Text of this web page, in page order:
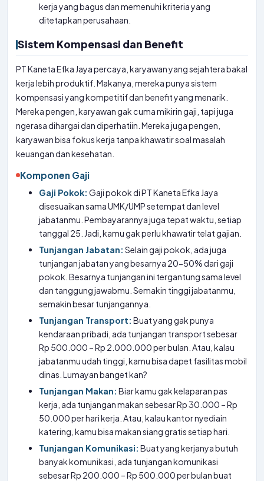
kerja yang bagus dan memenuhi kriteria yang
ditetapkan perusahaan.
Sistem Kompensasi dan Benefit
PT Kaneta Efka Jaya percaya, karyawan yang sejahtera bakal
kerja lebih produktif. Makanya, mereka punya sistem
kompensasi yang kompetitif dan benefit yang menarik.
Mereka pengen, karyawan gak cuma mikirin gaji, tapi juga
ngerasa dihargai dan diperhatiin. Mereka juga pengen,
karyawan bisa fokus kerja tanpa khawatir soal masalah
keuangan dan kesehatan.
Komponen Gaji
Gaji Pokok: Gaji pokok di PT Kaneta Efka Jaya
disesuaikan sama UMK/UMP setempat dan level
jabatanmu. Pembayarannya juga tepat waktu, setiap
tanggal 25. Jadi, kamu gak perlu khawatir telat gajian.
Tunjangan Jabatan: Selain gaji pokok, ada juga
tunjangan jabatan yang besarnya 20-50% dari gaji
pokok. Besarnya tunjangan ini tergantung sama level
dan tanggung jawabmu. Semakin tinggi jabatanmu,
semakin besar tunjangannya.
Tunjangan Transport: Buat yang gak punya
kendaraan pribadi, ada tunjangan transport sebesar
Rp 500.000 – Rp 2.000.000 per bulan. Atau, kalau
jabatanmu udah tinggi, kamu bisa dapet fasilitas mobil
dinas. Lumayan banget kan?
Tunjangan Makan: Biar kamu gak kelaparan pas
kerja, ada tunjangan makan sebesar Rp 30.000 – Rp
50.000 per hari kerja. Atau, kalau kantor nyediain
katering, kamu bisa makan siang gratis setiap hari.
Tunjangan Komunikasi: Buat yang kerjanya butuh
banyak komunikasi, ada tunjangan komunikasi
sebesar Rp 200.000 – Rp 500.000 per bulan buat